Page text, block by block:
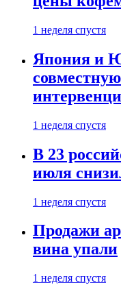
1 неделя спустя
Япония и
1 неделя спустя
В 23
июля
1 неделя спустя
Продажи
вина упали
1 неделя спустя